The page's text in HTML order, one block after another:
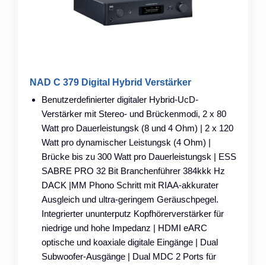
NAD C 379 Digital Hybrid Verstärker
Benutzerdefinierter digitaler Hybrid-UcD-
Verstärker mit Stereo- und Brückenmodi, 2 x 80
Watt pro Dauerleistungsk (8 und 4 Ohm) | 2 x 120
Watt pro dynamischer Leistungsk (4 Ohm) |
Brücke bis zu 300 Watt pro Dauerleistungsk | ESS
SABRE PRO 32 Bit Branchenführer 384kkk Hz
DACK |MM Phono Schritt mit RIAA-akkurater
Ausgleich und ultra-geringem Geräuschpegel.
Integrierter ununterputz Kopfhörerverstärker für
niedrige und hohe Impedanz | HDMI eARC
optische und koaxiale digitale Eingänge | Dual
Subwoofer-Ausgänge | Dual MDC 2 Ports für